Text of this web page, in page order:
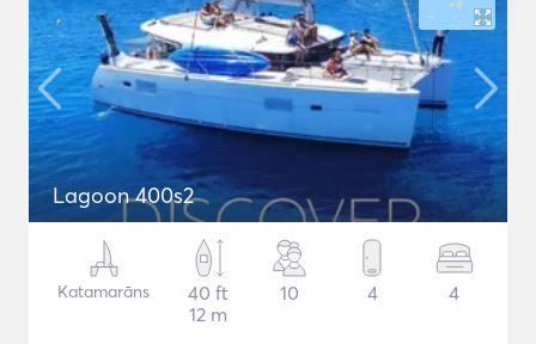
Lagoon 400s2
Katamarāns
40 ft
12 m
10 4 4